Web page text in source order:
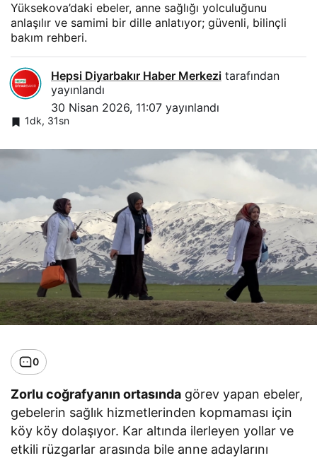
Yüksekova’daki ebeler, anne sağlığı yolculuğunu
anlaşılır ve samimi bir dille anlatıyor; güvenli, bilinçli
bakım rehberi.
Hepsi Diyarbakır Haber Merkezi tarafından
yayınlandı
30 Nisan 2026, 11:07 yayınlandı
1dk, 31sn
0
Zorlu coğrafyanın ortasında görev yapan ebeler,
gebelerin sağlık hizmetlerinden kopmaması için
köy köy dolaşıyor. Kar altında ilerleyen yollar ve
etkili rüzgarlar arasında bile anne adaylarını